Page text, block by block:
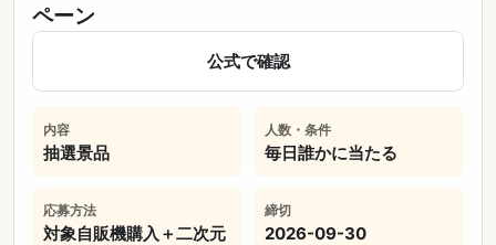
ペーン
公式で確認
内容
抽選景品
人数・条件
毎日誰かに当たる
応募方法
対象自販機購入＋二次元
締切
2026-09-30